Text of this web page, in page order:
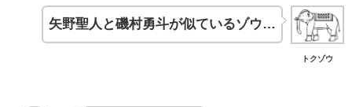
トクゾウ
矢野聖人と磯村勇斗が似ているゾウ…